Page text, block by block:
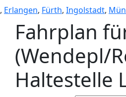
, Erlangen, Fürth, Ingolstadt,
Fahrplan
(Wendepl/
Haltestelle